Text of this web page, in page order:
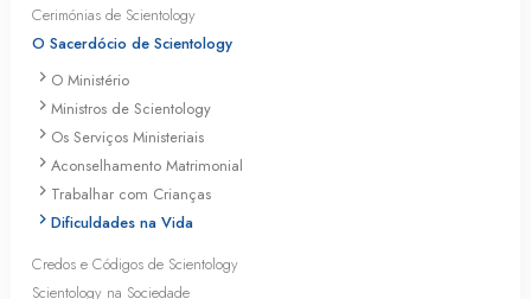
Cerimónias de Scientology
O Sacerdócio de Scientology
O Ministério
Ministros de Scientology
Os Serviços Ministeriais
Aconselhamento Matrimonial
Trabalhar com Crianças
Dificuldades na Vida
Credos e Códigos de Scientology
Scientology na Sociedade